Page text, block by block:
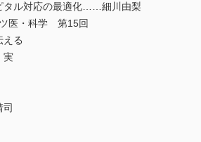
タル対応の最適化……細川由梨
医・科学 第15回
る
実